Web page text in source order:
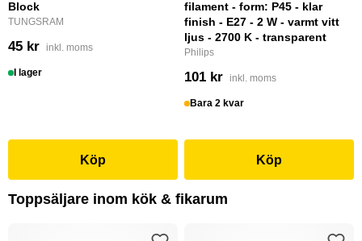
Block
TUNGSRAM
45 kr inkl. moms
I lager
Köp
filament - form: P45 - klar
finish - E27 - 2 W - varmt vitt
ljus - 2700 K - transparent
Philips
101 kr inkl. moms
Bara 2 kvar
Köp
Toppsäljare inom kök & fikarum